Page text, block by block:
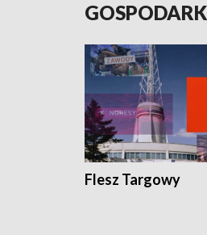
Flesz Targowy